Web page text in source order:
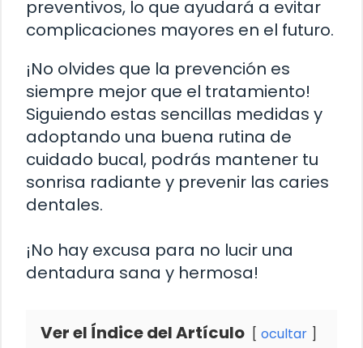
preventivos, lo que ayudará a evitar
complicaciones mayores en el futuro.
¡No olvides que la prevención es
siempre mejor que el tratamiento!
Siguiendo estas sencillas medidas y
adoptando una buena rutina de
cuidado bucal, podrás mantener tu
sonrisa radiante y prevenir las caries
dentales.
¡No hay excusa para no lucir una
dentadura sana y hermosa!
Ver el Índice del Artículo ocultar